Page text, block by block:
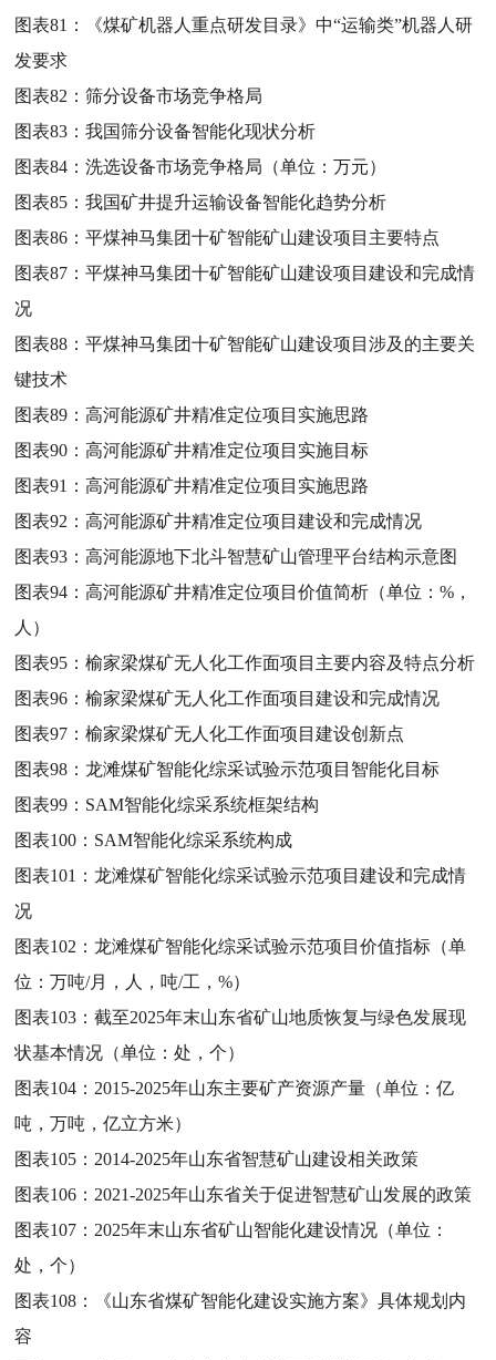
图表81：
《煤矿机器人重点研发目录》中“运输类”机器人研
发要求
图表82：筛分设备市场竞争格局
图表83：我国筛分设备智能化现状分析
图表84：洗选设备市场竞争格局（单位：万元）
图表85：我国矿井提升运输设备智能化趋势分析
图表86：平煤神马集团十矿智能矿山建设项目主要特点
图表87：平煤神马集团十矿智能矿山建设项目建设和完成情
况
图表88：平煤神马集团十矿智能矿山建设项目涉及的主要关
键技术
图表89：高河能源矿井精准定位项目实施思路
图表90：高河能源矿井精准定位项目实施目标
图表91：高河能源矿井精准定位项目实施思路
图表92：高河能源矿井精准定位项目建设和完成情况
图表93：高河能源地下北斗智慧矿山管理平台结构示意图
图表94：高河能源矿井精准定位项目价值简析（单位：%，
人）
图表95：榆家梁煤矿无人化工作面项目主要内容及特点分析
图表96：榆家梁煤矿无人化工作面项目建设和完成情况
图表97：榆家梁煤矿无人化工作面项目建设创新点
图表98：龙滩煤矿智能化综采试验示范项目智能化目标
图表99： SAM智能化综采系统框架结构
图表100： SAM智能化综采系统构成
图表101：龙滩煤矿智能化综采试验示范项目建设和完成情
况
图表102：龙滩煤矿智能化综采试验示范项目价值指标（单
位：万吨/月，人，吨/工，%）
图表103：截至2025年末山东省矿山地质恢复与绿色发展现
状基本情况（单位：处，个）
图表104： 2015-2025年山东主要矿产资源产量（单位：亿
吨，万吨，亿立方米）
图表105： 2014-2025年山东省智慧矿山建设相关政策
图表106： 2021-2025年山东省关于促进智慧矿山发展的政策
图表107： 2025年末山东省矿山智能化建设情况（单位：
处，个）
图表108：
《山东省煤矿智能化建设实施方案》具体规划内
容